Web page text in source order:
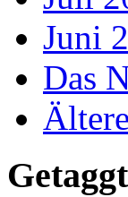
Juni
Das